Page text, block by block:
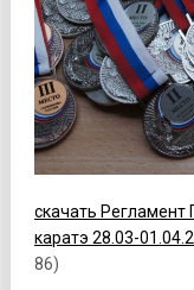
скачать Регламент
каратэ 28.03-
86)